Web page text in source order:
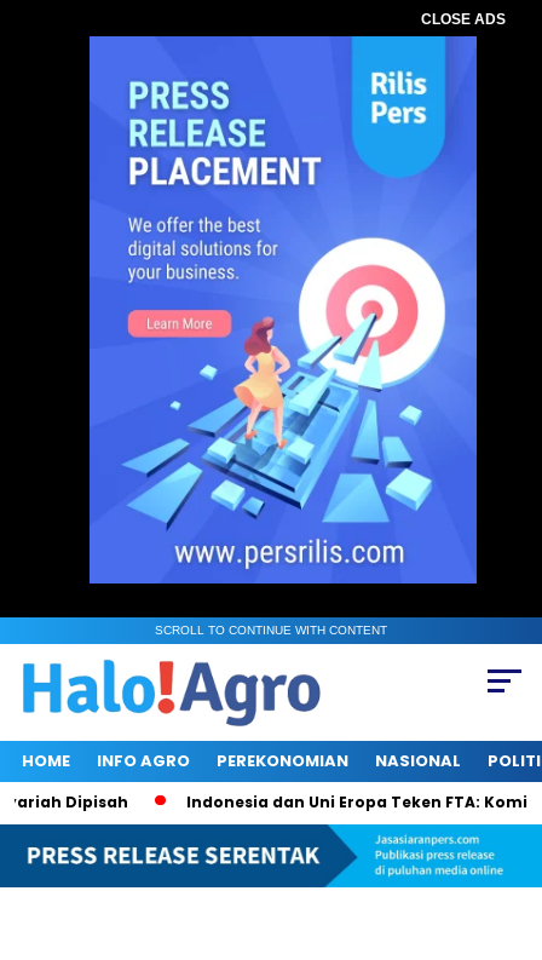
CLOSE ADS
SCROLL TO CONTINUE WITH CONTENT
HOME INFO AGRO PEREKONOMIAN NASIONAL
Dipisah Indonesia dan Uni Eropa Teken FTA: